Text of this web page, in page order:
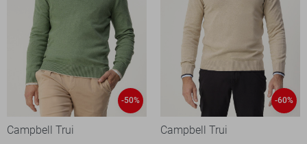
-50%
Campbell Trui
-60%
Campbell Trui